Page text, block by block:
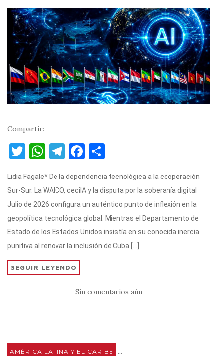
Compartir:
T
it
te
r
W
at
s
A
p
p
T
e
gr
a
m
F
c
e
b
o
o
m
p
ar
ti
r
Lidia Fagale* De la dependencia tecnológica a la cooperación
Sur-Sur. La WAICO, ceciIA y la disputa por la soberanía digital
Julio de 2026 configura un auténtico punto de inflexión en la
geopolítica tecnológica global. Mientras el Departamento de
Estado de los Estados Unidos insistía en su conocida inercia
punitiva al renovar la inclusión de Cuba […]
SEGUIR LEYENDO
Sin comentarios aún
AMÉRICA LATINA Y EL CARIBE ...